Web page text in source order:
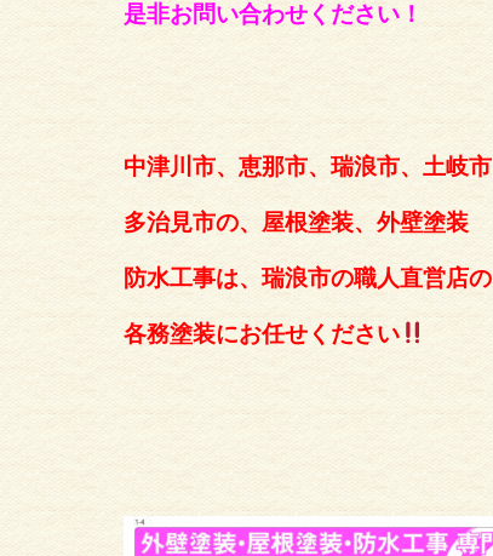
是非お問い合わせください！
中津川市、恵那市、瑞浪市、土岐市
多治見市の、屋根塗装、外壁塗装
防水工事は、瑞浪市の職人直営店の
各務塗装にお任せください